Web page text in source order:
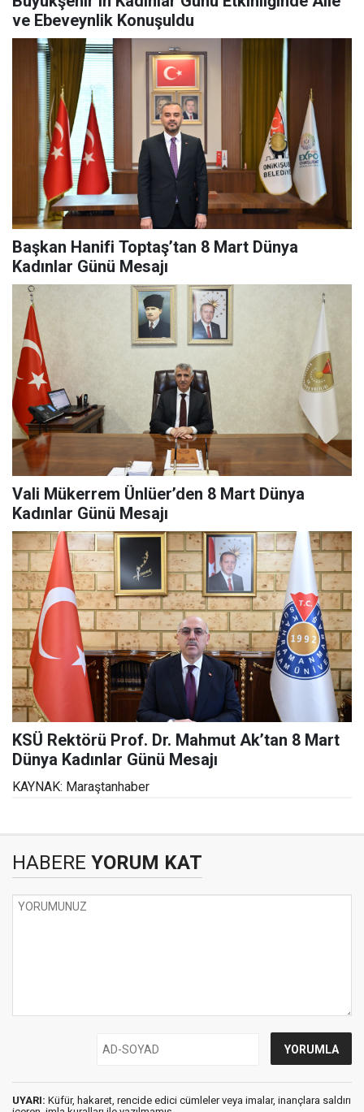
ve Ebeveynlik Konuşuldu
Başkan Hanifi Toptaş’tan 8 Mart Dünya
Kadınlar Günü Mesajı
Vali Mükerrem Ünlüer’den 8 Mart Dünya
Kadınlar Günü Mesajı
KSÜ Rektörü Prof. Dr. Mahmut Ak’tan 8 Mart
Dünya Kadınlar Günü Mesajı
KAYNAK: Maraştanhaber
HABERE YORUM KAT
UYARI: Küfür, hakaret, rencide edici cümleler veya imalar, inançlara saldırı